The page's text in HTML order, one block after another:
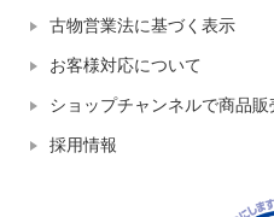
古物営業法に基づく表示
お客様対応について
ショップチャンネルで商品
採用情報